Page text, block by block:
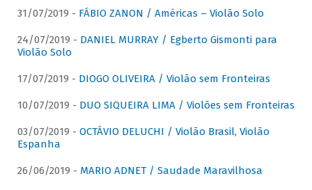
31/07/2019 - FÁBIO ZANON / Américas – Violão Solo
24/07/2019 - DANIEL MURRAY / Egberto Gismonti para
Violão Solo
17/07/2019 - DIOGO OLIVEIRA / Violão sem Fronteiras
10/07/2019 - DUO SIQUEIRA LIMA / Violões sem Fronteiras
03/07/2019 - OCTÁVIO DELUCHI / Violão Brasil, Violão
Espanha
26/06/2019 - MARIO ADNET / Saudade Maravilhosa